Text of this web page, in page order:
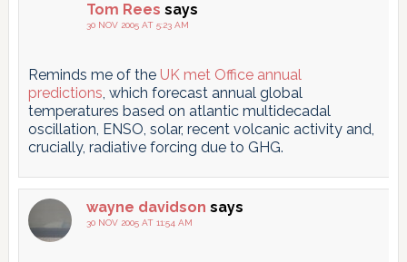
Tom Rees says
30 NOV 2005 AT 5:23 AM
Reminds me of the UK met Office annual
predictions, which forecast annual global
temperatures based on atlantic multidecadal
oscillation, ENSO, solar, recent volcanic activity and,
crucially, radiative forcing due to GHG.
wayne davidson says
30 NOV 2005 AT 11:54 AM